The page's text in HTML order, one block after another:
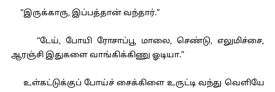
“இருக்காரு, இப்பத்தான் வந்தார்.”
“டேய், போயி ரோசாப்பூ மாலை, செண்டு, எலுமிச்சை,
ஆரஞ்சி இதுகளை வாங்கிக்கிணு ஓடியா.”
உள்கட்டுக்குப் போய்ச் சைக்கிளை உருட்டி வந்து வெளியே